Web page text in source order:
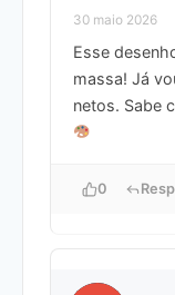
30 maio 2026
Esse
massa! Já
netos. Sabe
0